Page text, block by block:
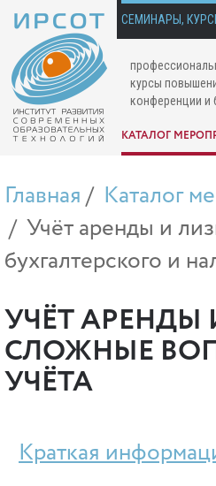
СЕМИНАРЫ,
курсы
конференции и
КАТАЛОГ
Главная Каталог
Учёт аренды и
бухгалтерского и
УЧЁТ АРЕНДЫ
СЛОЖНЫЕ
УЧЁТА
Краткая